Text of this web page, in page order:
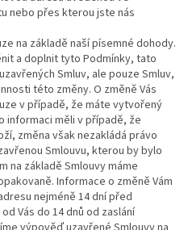
nebo přes kterou jste nás
na základě naší písemné dohody.
a doplnit tyto Podmínky, tato
Smluv, ale pouze Smluv,
této změny. O změně Vás
v případě, že máte vytvořený
informaci měli v případě, že
změna však nezakládá právo
Smlouvu, kterou by bylo
na základě Smlouvy máme
Informace o změně Vám
nejméně 14 dní před
Vás do 14 dnů od zaslání